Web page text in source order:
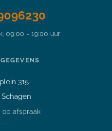
09:00 - 19:00 uur
315
Schagen
op afspraak
je vraag over dit
3.0 GHz 8GB 256GB SSD
apparaat past bij mij?
maken
of bezichtigen